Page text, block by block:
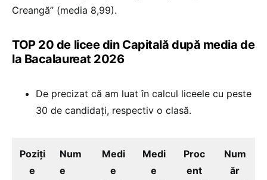
Creangă” (media 8,99).
TOP 20 de licee din Capitală după media de
la Bacalaureat 2026
De precizat că am luat în calcul liceele cu peste
30 de candidați, respectiv o clasă.
Poziți
e
Num
e
Medi
e
Medi
e
Proc
ent
Num
ăr